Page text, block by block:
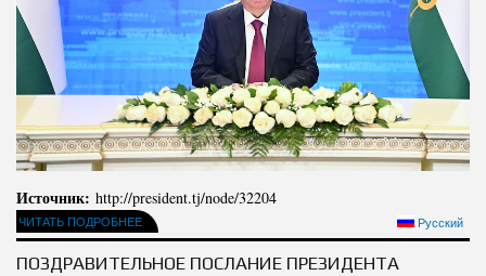
Полномочия
Биография
Статьи
Пресс-центр
ПРЕЗИДЕНТ РЕСПУБЛИКИ ТАДЖИКИСТАН
Структура Института
Руководители и сотрудники
История руководителей
Источник: http://president.tj/node/32204
ЧИТАТЬ ПОДРОБНЕЕ Русский
ПОЗДРАВИТЕЛЬНОЕ ПОСЛАНИЕ ПРЕЗИДЕНТА